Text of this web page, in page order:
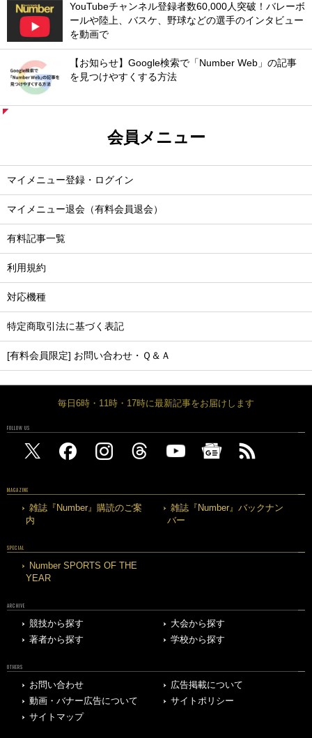
YouTubeチャンネル登録者数60,000人突破！バレーボ
ールや陸上、バスケ、野球などの選手のインタビュー
を動画で
【お知らせ】Google検索で「Number Web」の記事
を見つけやすくする方法
会員メニュー
マイメニュー登録・ログイン
マイメニュー退会（有料会員退会）
有料記事一覧
利用規約
対応機種
特定商取引法に基づく表記
[有料会員限定] お問い合わせ・Ｑ＆Ａ
毎日6時・11時・17時に最新記事をお届けします
FOLLOW US
MAGAZINE
雑誌『Number』購読のご案
内
雑誌『Number』バックナン
バー
SPECIAL
Number SPORTS OF THE
YEAR
ARCHIVE
競技から探す
大会から探す
著者から探す
学校から探す
OTHERS
お問い合わせ
広告掲載について
動画・バナー広告について
サイトポリシー
サイトマップ